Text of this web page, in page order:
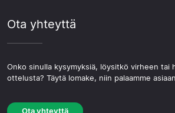
Ota yhteyttä
Onko sinulla kysymyksiä, löysitkö virheen tai
ottelusta? Täytä lomake, niin palaamme
Ota yhteyttä